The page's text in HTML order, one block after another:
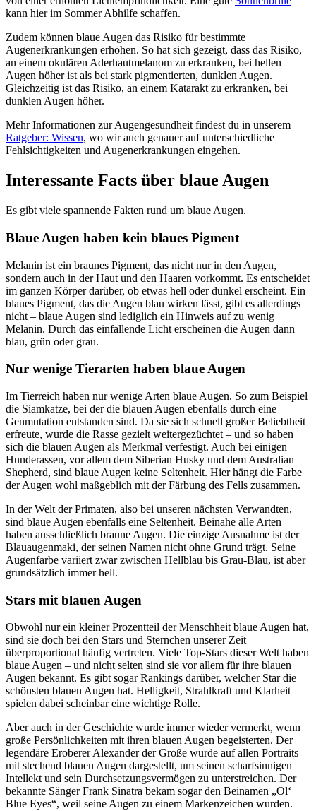
kann hier im Sommer Abhilfe schaffen.
Zudem können blaue Augen das Risiko für bestimmte
Augenerkrankungen erhöhen. So hat sich gezeigt, dass das Risiko,
an einem okulären Aderhautmelanom zu erkranken, bei hellen
Augen höher ist als bei stark pigmentierten, dunklen Augen.
Gleichzeitig ist das Risiko, an einem Katarakt zu erkranken, bei
dunklen Augen höher.
Mehr Informationen zur Augengesundheit findest du in unserem
Ratgeber: Wissen, wo wir auch genauer auf unterschiedliche
Fehlsichtigkeiten und Augenerkrankungen eingehen.
Interessante Facts über blaue Augen
Es gibt viele spannende Fakten rund um blaue Augen.
Blaue Augen haben kein blaues Pigment
Melanin ist ein braunes Pigment, das nicht nur in den Augen,
sondern auch in der Haut und den Haaren vorkommt. Es entscheidet
im ganzen Körper darüber, ob etwas hell oder dunkel erscheint. Ein
blaues Pigment, das die Augen blau wirken lässt, gibt es allerdings
nicht – blaue Augen sind lediglich ein Hinweis auf zu wenig
Melanin. Durch das einfallende Licht erscheinen die Augen dann
blau, grün oder grau.
Nur wenige Tierarten haben blaue Augen
Im Tierreich haben nur wenige Arten blaue Augen. So zum Beispiel
die Siamkatze, bei der die blauen Augen ebenfalls durch eine
Genmutation entstanden sind. Da sie sich schnell großer Beliebtheit
erfreute, wurde die Rasse gezielt weitergezüchtet – und so haben
sich die blauen Augen als Merkmal verfestigt. Auch bei einigen
Hunderassen, vor allem dem Siberian Husky und dem Australian
Shepherd, sind blaue Augen keine Seltenheit. Hier hängt die Farbe
der Augen wohl maßgeblich mit der Färbung des Fells zusammen.
In der Welt der Primaten, also bei unseren nächsten Verwandten,
sind blaue Augen ebenfalls eine Seltenheit. Beinahe alle Arten
haben ausschließlich braune Augen. Die einzige Ausnahme ist der
Blauaugenmaki, der seinen Namen nicht ohne Grund trägt. Seine
Augenfarbe variiert zwar zwischen Hellblau bis Grau-Blau, ist aber
grundsätzlich immer hell.
Stars mit blauen Augen
Obwohl nur ein kleiner Prozentteil der Menschheit blaue Augen hat,
sind sie doch bei den Stars und Sternchen unserer Zeit
überproportional häufig vertreten. Viele Top-Stars dieser Welt haben
blaue Augen – und nicht selten sind sie vor allem für ihre blauen
Augen bekannt. Es gibt sogar Rankings darüber, welcher Star die
schönsten blauen Augen hat. Helligkeit, Strahlkraft und Klarheit
spielen dabei scheinbar eine wichtige Rolle.
Aber auch in der Geschichte wurde immer wieder vermerkt, wenn
große Persönlichkeiten mit ihren blauen Augen begeisterten. Der
legendäre Eroberer Alexander der Große wurde auf allen Portraits
mit stechend blauen Augen dargestellt, um seinen scharfsinnigen
Intellekt und sein Durchsetzungsvermögen zu unterstreichen. Der
bekannte Sänger Frank Sinatra bekam sogar den Beinamen „Ol‘
Blue Eyes“, weil seine Augen zu einem Markenzeichen wurden.